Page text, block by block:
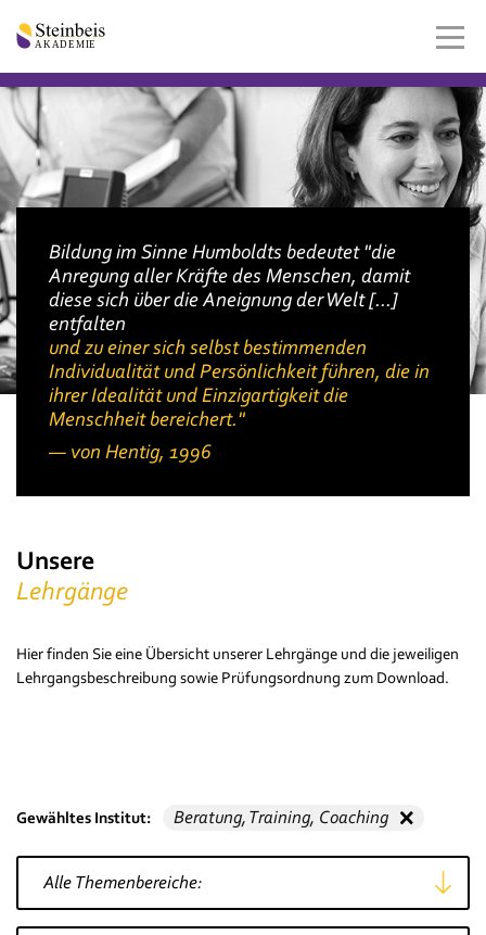
Bildung im Sinne Humboldts bedeutet "die
Anregung aller Kräfte des Menschen, damit
diese sich über die Aneignung der Welt [...]
entfalten
und zu einer sich selbst bestimmenden
Individualität und Persönlichkeit führen, die in
ihrer Idealität und Einzigartigkeit die
Menschheit bereichert."
von Hentig, 1996
Unsere
Lehrgänge
Hier finden Sie eine Übersicht unserer Lehrgänge und die jeweiligen
Lehrgangsbeschreibung sowie Prüfungsordnung zum Download.
Gewähltes Institut: Beratung, Training, Coaching 🗙